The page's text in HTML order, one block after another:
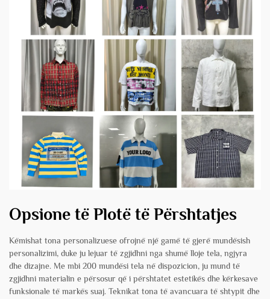
Opsione të Plotë të Përshtatjes
Këmishat tona personalizuese ofrojnë një gamë të gjerë mundësish
personalizimi, duke ju lejuar të zgjidhni nga shumë lloje tela, ngjyra
dhe dizajne. Me mbi 200 mundësi tela në dispozicion, ju mund të
zgjidhni materialin e përsosur që i përshtatet estetikës dhe kërkesave
funksionale të markës suaj. Teknikat tona të avancuara të shtypit dhe